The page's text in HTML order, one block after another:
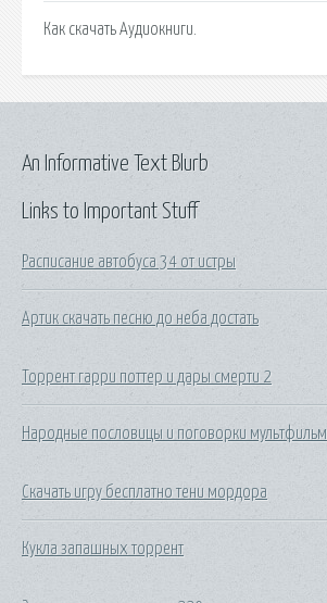
Как скачать Аудиокниги.
Links to Important Stuff
Расписание автобуса 34 от истры
Артик скачать песню до неба достать
Торрент гарри поттер и дары смерти 2
Народные пословицы и поговорки мультфильм
Скачать игру бесплатно тени мордора
Кукла запашных торрент
An Informative Text Blurb